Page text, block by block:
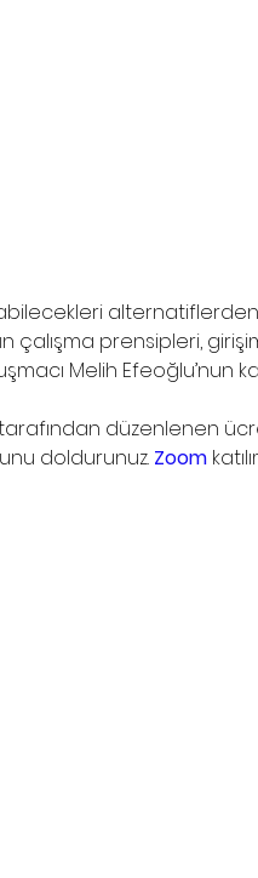
alternatiflerden
çalışma prensipleri,
Melih Efeoğlu’nun
düzenlenen
doldurunuz. Zoom